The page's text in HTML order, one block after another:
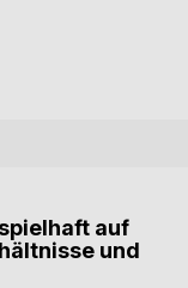
auf
und